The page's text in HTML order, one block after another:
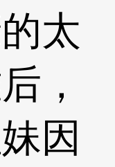
太
，
因